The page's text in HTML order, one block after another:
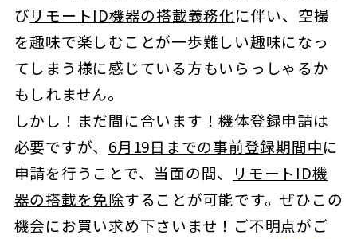
びリモートID機器の搭載義務化に伴い、空撮
を趣味で楽しむことが一歩難しい趣味になっ
てしまう様に感じている方もいらっしゃるか
もしれません。
しかし！まだ間に合います！機体登録申請は
必要ですが、 6月19日までの事前登録期間中に
申請を行うことで、当面の間、
リモートID機
器の搭載を免除することが可能です。ぜひこの
機会にお買い求め下さいませ！ご不明点がご